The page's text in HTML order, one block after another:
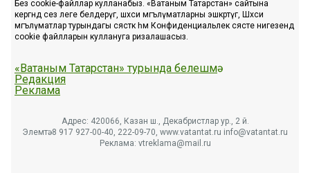
Без cookie-файллар кулланабыз. «Ватаным Татарстан» сайтына
кергәндә сез әлеге белдерүгә, шәхси мәгълүматларны эшкәртүгә, Шәхси
мәгълүматлар турындагы сәясәткә һәм Конфиденциальлек сәясәте нигезендә
cookie файлларын куллануга ризалашасыз.
«Ватаным Татарстан» турында белешмә
Редакция
Реклама
Адрес: 420066, Казан ш., Декабристлар ур., 2 й.
Элемтә: 8 917 927-00-40, 222-09-70, www.vatantat.ru info@vatantat.ru
Реклама: vtreklama@mail.ru